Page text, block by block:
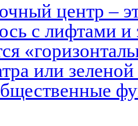
центр –
с лифтами и
или